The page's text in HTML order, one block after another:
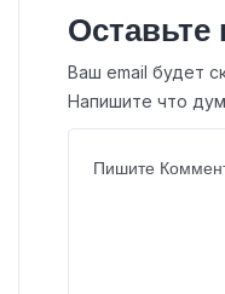
Оставьте
Ваш email будет
Напишите что